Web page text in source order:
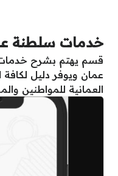
خدمات سلطنة
قسم يهتم بشرح
عمان ويوفر دليل لكافة
العمانية للمواطنين